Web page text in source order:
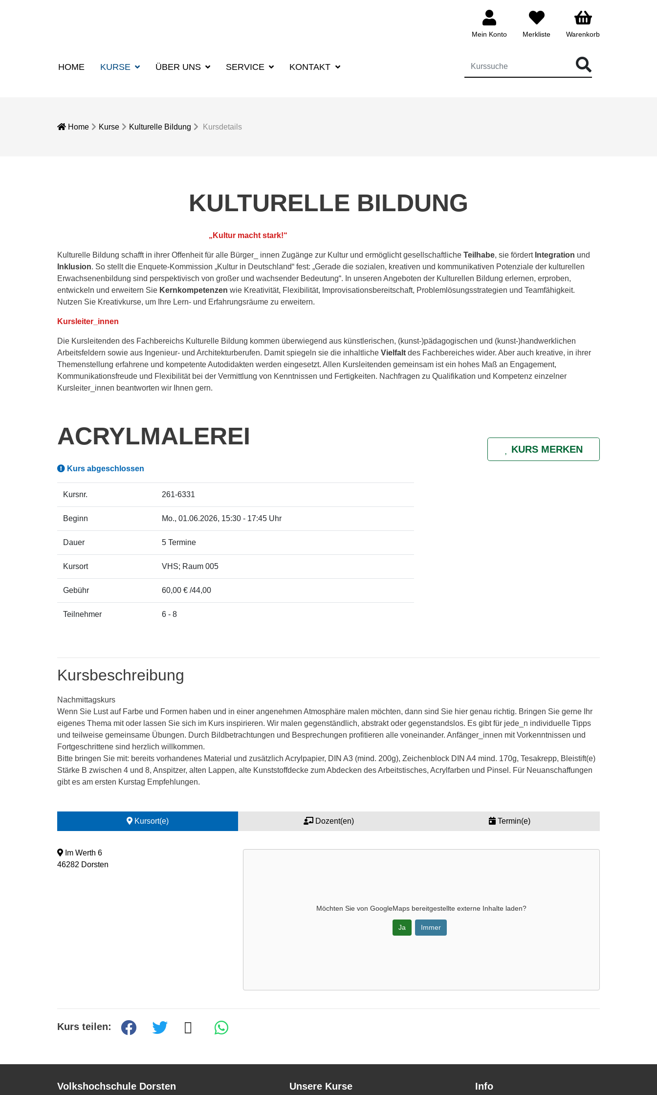
Mein Konto Merkliste Warenkorb
HOME KURSE ÜBER UNS SERVICE KONTAKT
Home Kurse Kulturelle Bildung Kursdetails
KULTURELLE BILDUNG
„Kultur macht stark!“
Kulturelle Bildung schafft in ihrer Offenheit für alle Bürger_ innen Zugänge zur Kultur und ermöglicht gesellschaftliche Teilhabe, sie fördert Integration und
Inklusion. So stellt die Enquete-Kommission „Kultur in Deutschland“ fest: „Gerade die sozialen, kreativen und kommunikativen Potenziale der kulturellen
Erwachsenenbildung sind perspektivisch von großer und wachsender Bedeutung“. In unseren Angeboten der Kulturellen Bildung erlernen, erproben,
entwickeln und erweitern Sie Kernkompetenzen wie Kreativität, Flexibilität, Improvisationsbereitschaft, Problemlösungsstrategien und Teamfähigkeit.
Nutzen Sie Kreativkurse, um Ihre Lern- und Erfahrungsräume zu erweitern.
Kursleiter_innen
Die Kursleitenden des Fachbereichs Kulturelle Bildung kommen überwiegend aus künstlerischen, (kunst-)pädagogischen und (kunst-)handwerklichen
Arbeitsfeldern sowie aus Ingenieur- und Architekturberufen. Damit spiegeln sie die inhaltliche Vielfalt des Fachbereiches wider. Aber auch kreative, in ihrer
Themenstellung erfahrene und kompetente Autodidakten werden eingesetzt. Allen Kursleitenden gemeinsam ist ein hohes Maß an Engagement,
Kommunikationsfreude und Flexibilität bei der Vermittlung von Kenntnissen und Fertigkeiten. Nachfragen zu Qualifikation und Kompetenz einzelner
Kursleiter_innen beantworten wir Ihnen gern.
ACRYLMALEREI
Kurs abgeschlossen
Kursnr. 261-6331
Beginn Mo., 01.06.2026, 15:30 - 17:45 Uhr
Dauer 5 Termine
Kursort VHS; Raum 005
Gebühr 60,00 € /44,00
Teilnehmer 6 - 8
KURS MERKEN
Kursbeschreibung
Nachmittagskurs
Wenn Sie Lust auf Farbe und Formen haben und in einer angenehmen Atmosphäre malen möchten, dann sind Sie hier genau richtig. Bringen Sie gerne Ihr
eigenes Thema mit oder lassen Sie sich im Kurs inspirieren. Wir malen gegenständlich, abstrakt oder gegenstandslos. Es gibt für jede_n individuelle Tipps
und teilweise gemeinsame Übungen. Durch Bildbetrachtungen und Besprechungen profitieren alle voneinander. Anfänger_innen mit Vorkenntnissen und
Fortgeschrittene sind herzlich willkommen.
Bitte bringen Sie mit: bereits vorhandenes Material und zusätzlich Acrylpapier, DIN A3 (mind. 200g), Zeichenblock DIN A4 mind. 170g, Tesakrepp, Bleistift(e)
Stärke B zwischen 4 und 8, Anspitzer, alten Lappen, alte Kunststoffdecke zum Abdecken des Arbeitstisches, Acrylfarben und Pinsel. Für Neuanschaffungen
gibt es am ersten Kurstag Empfehlungen.
Kursort(e) Dozent(en) Termin(e)
Im Werth 6
46282 Dorsten
Möchten Sie von GoogleMaps bereitgestellte externe Inhalte laden?
Ja Immer
Kurs teilen:
Volkshochschule Dorsten Unsere Kurse Info